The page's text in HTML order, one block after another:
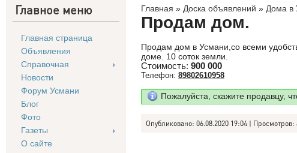
Главное меню
Главная страница
Объявления
Справочная
Новости
Форум Усмани
Блог
Фото
Газеты
О сайте
Главная » Доска объявлений » Дома в
Продам дом.
Продам дом в Усмани,со всеми
доме. 10 соток земли.
Стоимость: 900 000
Телефон: 89802610958
Пожалуйста, скажите продавцу,
Опубликовано: 06.08.2020 19:04 |